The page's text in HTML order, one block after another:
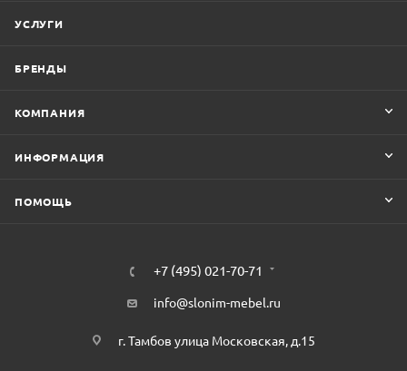
УСЛУГИ
БРЕНДЫ
КОМПАНИЯ
ИНФОРМАЦИЯ
ПОМОЩЬ
+7 (495) 021-70-71
info@slonim-mebel.ru
г. Тамбов улица Московская, д.15